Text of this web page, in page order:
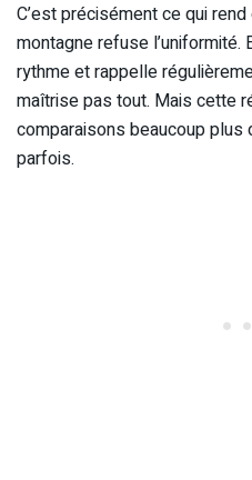
C’est précisément ce qui
montagne refuse
rythme et rappelle
maîtrise pas tout. Mais cette
comparaisons beaucoup plus
parfois.